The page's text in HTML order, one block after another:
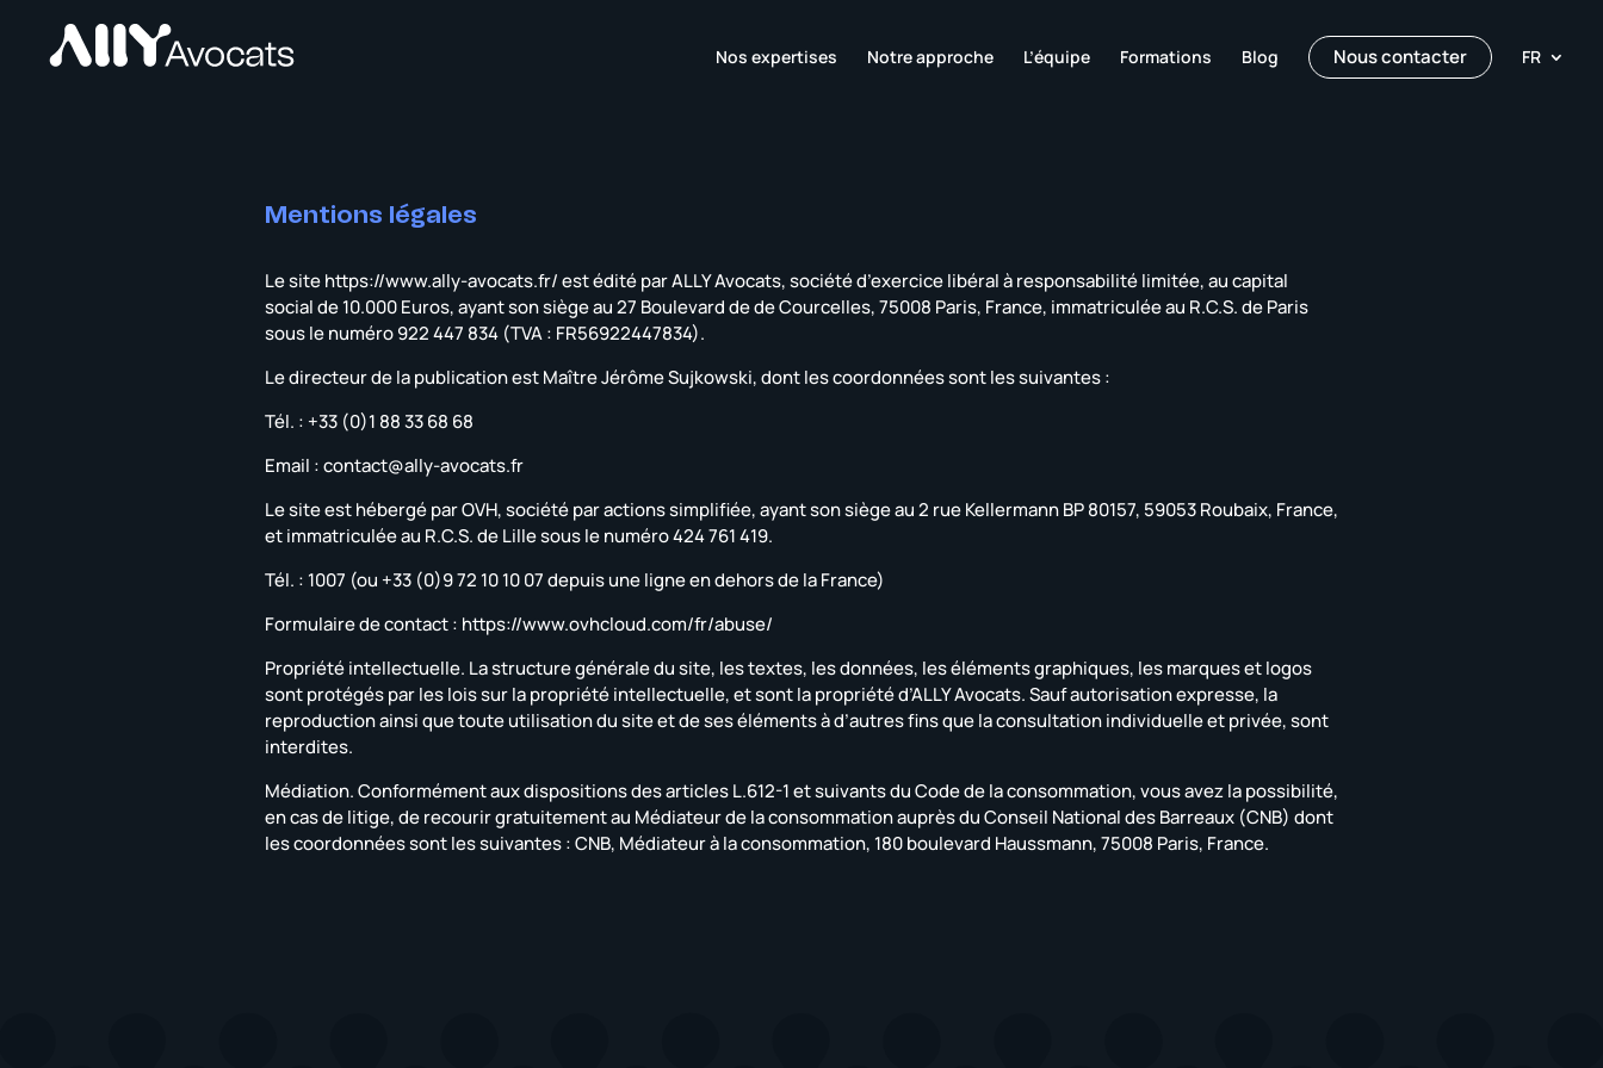
Nos expertises Notre approche L’équipe Formations Blog Nous contacter FR
Mentions légales
Le site https://www.ally-avocats.fr/ est édité par ALLY Avocats, société d’exercice libéral à responsabilité limitée, au capital
social de 10.000 Euros, ayant son siège au 27 Boulevard de de Courcelles, 75008 Paris, France, immatriculée au R.C.S. de Paris
sous le numéro 922 447 834 (TVA : FR56922447834).
Le directeur de la publication est Maître Jérôme Sujkowski, dont les coordonnées sont les suivantes :
Tél. : +33 (0)1 88 33 68 68
Email : contact@ally-avocats.fr
Le site est hébergé par OVH, société par actions simplifiée, ayant son siège au 2 rue Kellermann BP 80157, 59053 Roubaix, France,
et immatriculée au R.C.S. de Lille sous le numéro 424 761 419.
Tél. : 1007 (ou +33 (0)9 72 10 10 07 depuis une ligne en dehors de la France)
Formulaire de contact : https://www.ovhcloud.com/fr/abuse/
Propriété intellectuelle. La structure générale du site, les textes, les données, les éléments graphiques, les marques et logos
sont protégés par les lois sur la propriété intellectuelle, et sont la propriété d’ALLY Avocats. Sauf autorisation expresse, la
reproduction ainsi que toute utilisation du site et de ses éléments à d’autres fins que la consultation individuelle et privée, sont
interdites.
Médiation. Conformément aux dispositions des articles L.612-1 et suivants du Code de la consommation, vous avez la possibilité,
en cas de litige, de recourir gratuitement au Médiateur de la consommation auprès du Conseil National des Barreaux (CNB) dont
les coordonnées sont les suivantes : CNB, Médiateur à la consommation, 180 boulevard Haussmann, 75008 Paris, France.